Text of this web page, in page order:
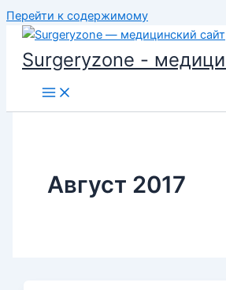
Перейти к содержимому
Surgeryzone -
Август 2017